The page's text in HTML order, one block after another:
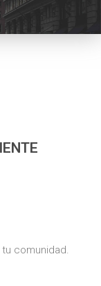
comunidad.